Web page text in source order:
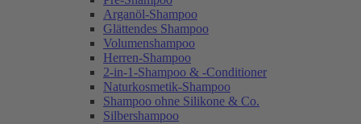
Arganöl-Shampoo
Glättendes Shampoo
Volumenshampoo
Herren-Shampoo
2-in-1-Shampoo & -Conditioner
Naturkosmetik-Shampoo
Shampoo ohne Silikone & Co.
Silbershampoo